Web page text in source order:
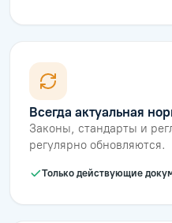
Всегда актуальная
Законы, стандарты и
регулярно обновляются.
Только действующие